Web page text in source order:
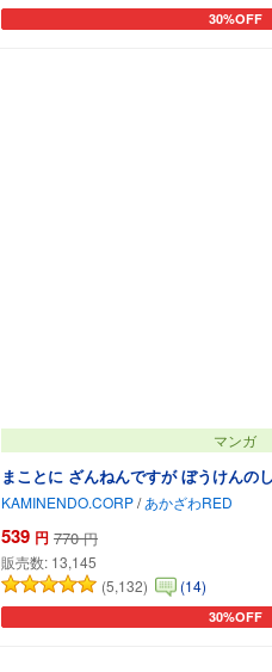
30%OFF
カートに追
マンガ
まことに ざんねんですが ぼうけんの
KAMINENDO.CORP/ あかざわRED
539 円 770 円
販売数: 13,145
(5,132)
(14)
30%OFF
カートに追